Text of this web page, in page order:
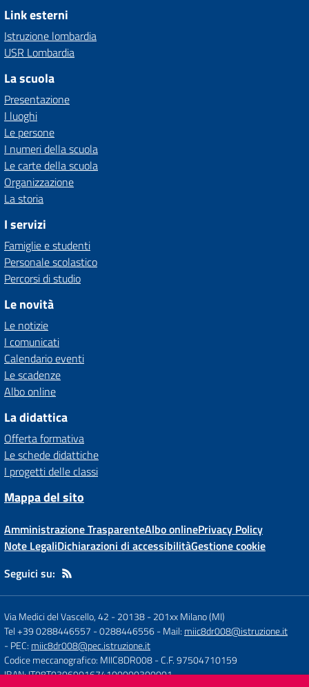
Link esterni
Istruzione lombardia
USR Lombardia
La scuola
Presentazione
I luoghi
Le persone
I numeri della scuola
Le carte della scuola
Organizzazione
La storia
I servizi
Famiglie e studenti
Personale scolastico
Percorsi di studio
Le novità
Le notizie
I comunicati
Calendario eventi
Le scadenze
Albo online
La didattica
Offerta formativa
Le schede didattiche
I progetti delle classi
Mappa del sito
Amministrazione TrasparenteAlbo onlinePrivacy Policy
Note LegaliDichiarazioni di accessibilitàGestione cookie
Seguici su:
Via Medici del Vascello, 42 - 20138-201xx Milano (MI)
Tel +39 0288446557 - 0288446556- Mail: miic8dr008@istruzione.it
- PEC: miic8dr008@pec.istruzione.it
Codice meccanografico: MIIC8DR008- C.F. 97504710159
IBAN: IT08T0306901674100000300001